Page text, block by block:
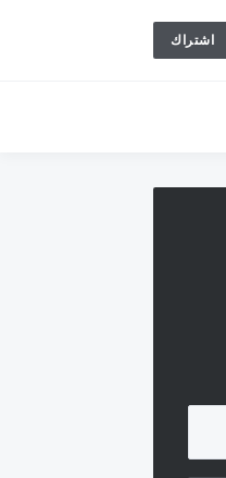
اشتراك